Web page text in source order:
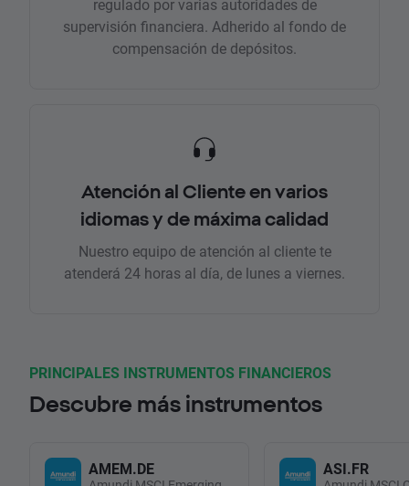
regulado por varias autoridades de
supervisión financiera. Adherido al fondo de
compensación de depósitos.
Atención al Cliente en varios
idiomas y de máxima calidad
Nuestro equipo de atención al cliente te
atenderá 24 horas al día, de lunes a viernes.
PRINCIPALES INSTRUMENTOS FINANCIEROS
Descubre más instrumentos
AMEM.DE ASI.FR